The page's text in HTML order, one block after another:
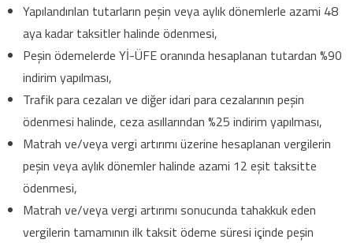
Yapılandırılan tutarların peşin veya aylık dönemlerle azami 48
aya kadar taksitler halinde ödenmesi,
Peşin ödemelerde Yİ-ÜFE oranında hesaplanan tutardan %90
indirim yapılması,
Trafik para cezaları ve diğer idari para cezalarının peşin
ödenmesi halinde, ceza asıllarından %25 indirim yapılması,
Matrah ve/veya vergi artırımı üzerine hesaplanan vergilerin
peşin veya aylık dönemler halinde azami 12 eşit taksitte
ödenmesi,
Matrah ve/veya vergi artırımı sonucunda tahakkuk eden
vergilerin tamamının ilk taksit ödeme süresi içinde peşin